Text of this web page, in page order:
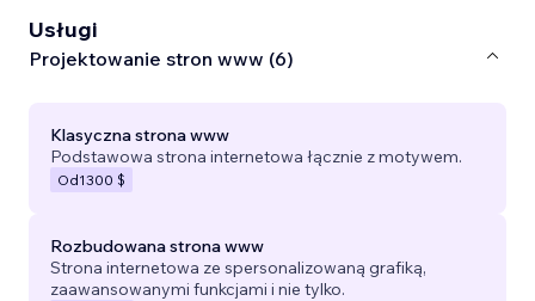
Usługi
Projektowanie stron www (6)
Klasyczna strona www
Podstawowa strona internetowa łącznie z motywem.
Od1300 $
Rozbudowana strona www
Strona internetowa ze spersonalizowaną grafiką,
zaawansowanymi funkcjami i nie tylko.